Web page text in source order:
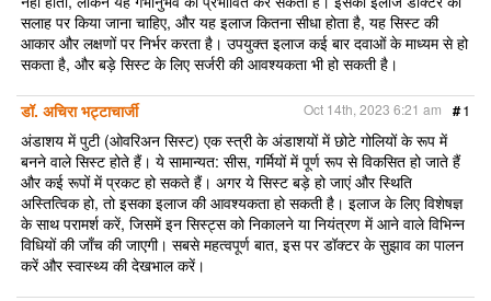
सलाह पर किया जाना चाहिए, और यह इलाज कितना सीधा होता है, यह सिस्ट की
आकार और लक्षणों पर निर्भर करता है। उपयुक्त इलाज कई बार दवाओं के माध्यम से हो
सकता है, और बड़े सिस्ट के लिए सर्जरी की आवश्यकता भी हो सकती है।
डॉ. अचिरा भट्टाचार्जी #1
Oct 14th, 2023 6:21 am
अंडाशय में पुटी (ओवरिअन सिस्ट) एक स्त्री के अंडाशयों में छोटे गोलियों के रूप में
बनने वाले सिस्ट होते हैं। ये सामान्यत: सीस, गर्मियों में पूर्ण रूप से विकसित हो जाते हैं
और कई रूपों में प्रकट हो सकते हैं। अगर ये सिस्ट बड़े हो जाएं और स्थिति
अस्तित्विक हो, तो इसका इलाज की आवश्यकता हो सकती है। इलाज के लिए विशेषज्ञ
के साथ परामर्श करें, जिसमें इन सिस्ट्स को निकालने या नियंत्रण में आने वाले विभिन्न
विधियों की जाँच की जाएगी। सबसे महत्वपूर्ण बात, इस पर डॉक्टर के सुझाव का पालन
करें और स्वास्थ्य की देखभाल करें।